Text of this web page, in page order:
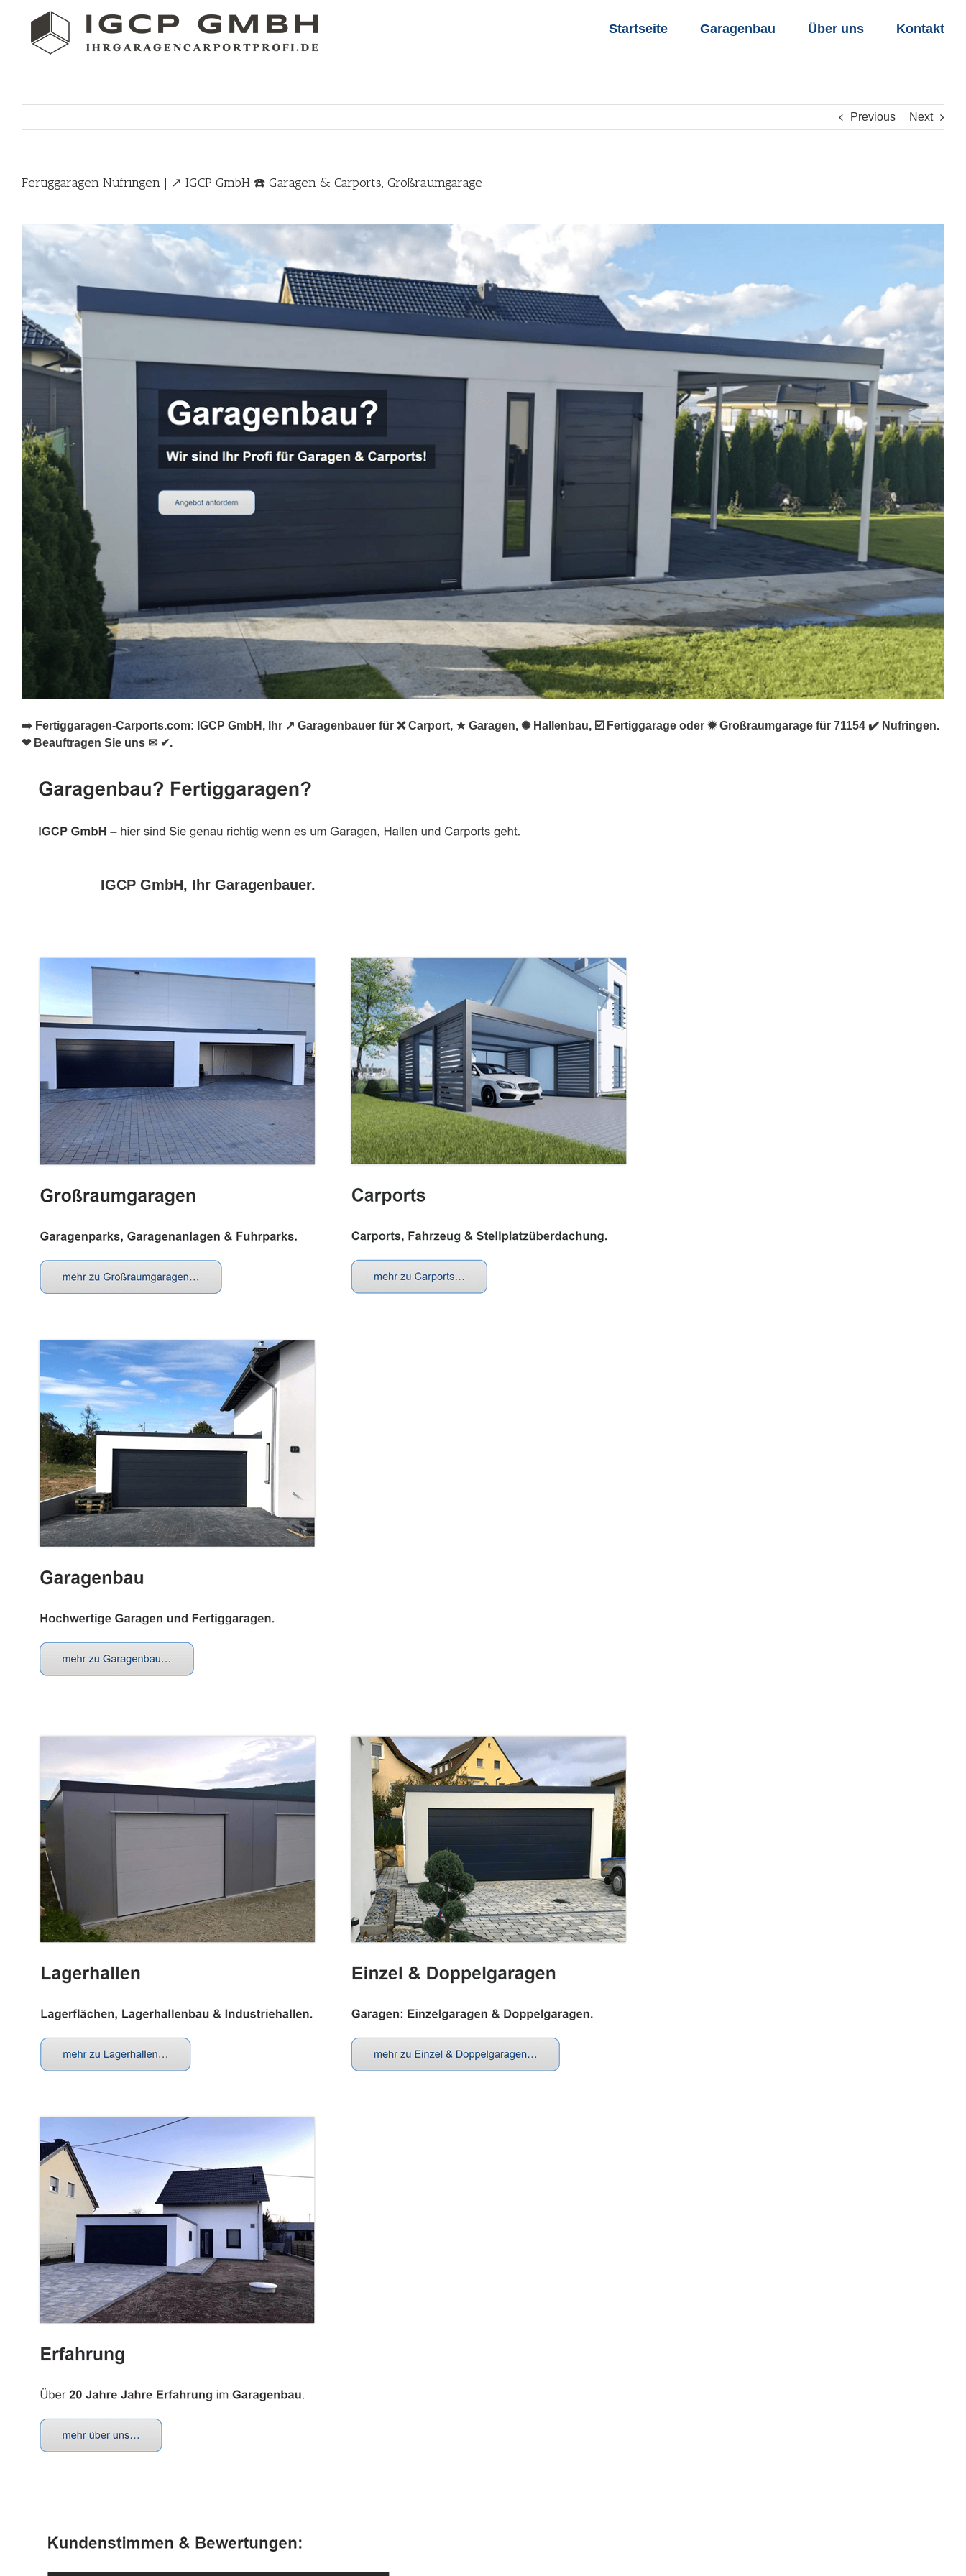
content
Startseite Garagenbau Über uns Kontakt
Previous Next
Fertiggaragen Nufringen | ↗️ IGCP GmbH ☎️ Garagen & Carports, Großraumgarage
➡️ Fertiggaragen-Carports.com: IGCP GmbH, Ihr ↗️ Garagenbauer für ❌ Carport, ★ Garagen, ✺ Hallenbau, ☑️ Fertiggarage oder ✹ Großraumgarage für 71154 ✔️ Nufringen.
❤ Beauftragen Sie uns ✉ ✔.
IGCP GmbH, Ihr Garagenbauer.